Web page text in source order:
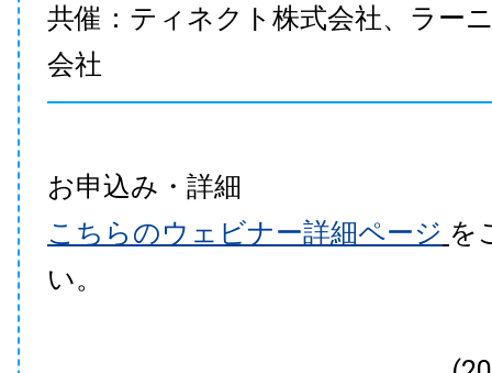
共催：ティネクト株式会社、ラー
会社
お申込み・詳細
こちらのウェビナー詳細ページ を
い。